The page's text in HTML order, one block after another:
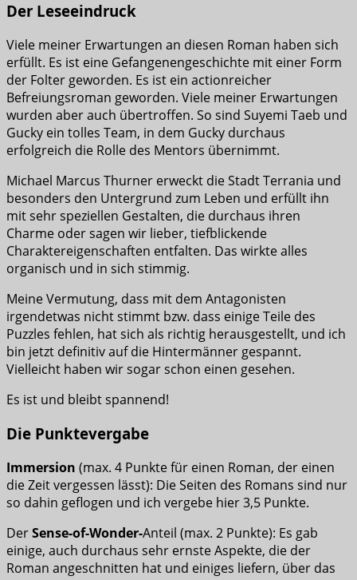
Der Leseeindruck
Viele meiner Erwartungen an diesen Roman haben sich
erfüllt. Es ist eine Gefangenengeschichte mit einer Form
der Folter geworden. Es ist ein actionreicher
Befreiungsroman geworden. Viele meiner Erwartungen
wurden aber auch übertroffen. So sind Suyemi Taeb und
Gucky ein tolles Team, in dem Gucky durchaus
erfolgreich die Rolle des Mentors übernimmt.
Michael Marcus Thurner erweckt die Stadt Terrania und
besonders den Untergrund zum Leben und erfüllt ihn
mit sehr speziellen Gestalten, die durchaus ihren
Charme oder sagen wir lieber, tiefblickende
Charaktereigenschaften entfalten. Das wirkte alles
organisch und in sich stimmig.
Meine Vermutung, dass mit dem Antagonisten
irgendetwas nicht stimmt bzw. dass einige Teile des
Puzzles fehlen, hat sich als richtig herausgestellt, und ich
bin jetzt definitiv auf die Hintermänner gespannt.
Vielleicht haben wir sogar schon einen gesehen.
Es ist und bleibt spannend!
Die Punktevergabe
Immersion (max. 4 Punkte für einen Roman, der einen
die Zeit vergessen lässt): Die Seiten des Romans sind nur
so dahin geflogen und ich vergebe hier 3,5 Punkte.
DerSense-of-Wonder-Anteil (max. 2 Punkte): Es gab
einige, auch durchaus sehr ernste Aspekte, die der
Roman angeschnitten hat und einiges liefern, über das